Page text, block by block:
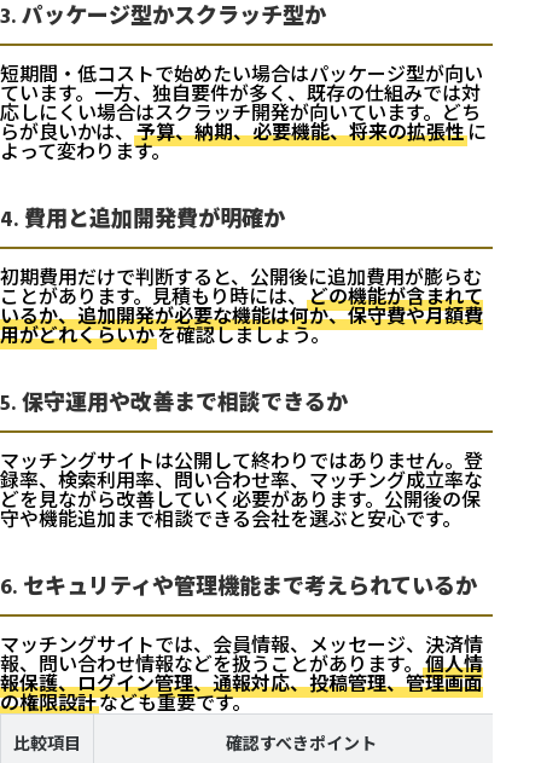
3. パッケージ型かスクラッチ型か
短期間・低コストで始めたい場合はパッケージ型が向い
ています。一方、独自要件が多く、既存の仕組みでは対
応しにくい場合はスクラッチ開発が向いています。どち
らが良いかは、 予算、納期、必要機能、将来の拡張性に
よって変わります。
4. 費用と追加開発費が明確か
初期費用だけで判断すると、公開後に追加費用が膨らむ
ことがあります。見積もり時には、 どの機能が含まれて
いるか、追加開発が必要な機能は何か、保守費や月額費
用がどれくらいかを確認しましょう。
5. 保守運用や改善まで相談できるか
マッチングサイトは公開して終わりではありません。登
録率、検索利用率、問い合わせ率、マッチング成立率な
どを見ながら改善していく必要があります。公開後の保
守や機能追加まで相談できる会社を選ぶと安心です。
6. セキュリティや管理機能まで考えられているか
マッチングサイトでは、会員情報、メッセージ、決済情
報、問い合わせ情報などを扱うことがあります。 個人情
報保護、ログイン管理、通報対応、投稿管理、管理画面
の権限設計なども重要です。
比較項目 確認すべきポイント